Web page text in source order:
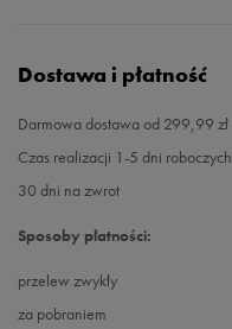
Dostawa i płatność
Darmowa dostawa od 299,99 zł
Czas realizacji 1-5 dni roboczych
30 dni na zwrot
Sposoby płatności:
przelew zwykły
za pobraniem